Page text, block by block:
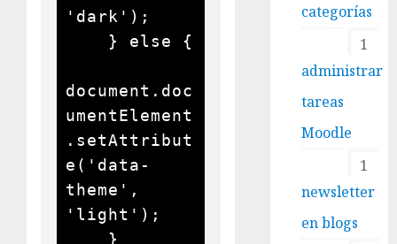
'dark');
document.doc
umentElement
.setAttribut
e('data-
theme',
'light');
categorías
1
administrar
tareas
Moodle
1
newsletter
en blogs